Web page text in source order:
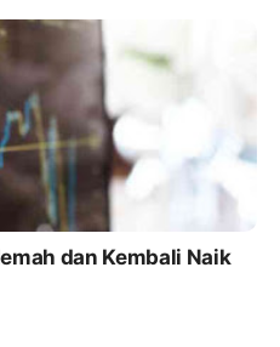
dan Kembali Naik